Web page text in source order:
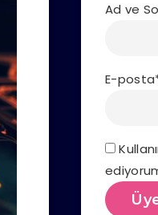
Ad ve
E-